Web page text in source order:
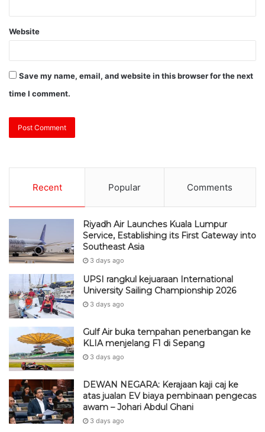
Website
Save my name, email, and website in this browser for the next
time I comment.
Recent Popular Comments
Riyadh Air Launches Kuala Lumpur
Service, Establishing its First Gateway into
Southeast Asia
3 days ago
UPSI rangkul kejuaraan International
University Sailing Championship 2026
3 days ago
Gulf Air buka tempahan penerbangan ke
KLIA menjelang F1 di Sepang
3 days ago
DEWAN NEGARA: Kerajaan kaji caj ke
atas jualan EV biaya pembinaan pengecas
awam – Johari Abdul Ghani
3 days ago